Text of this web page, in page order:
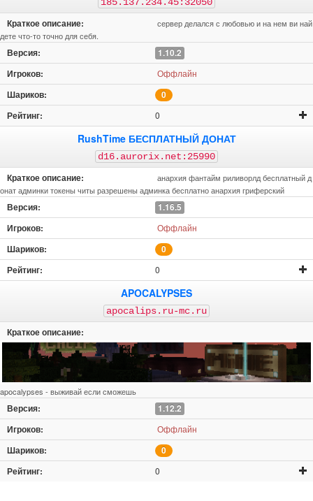
185.137.234.45:32050
сервер делался с любовью и на нем ви най
дете что-то точно для себя.
1.10.2
Оффлайн
0
0
RushTime БЕСПЛАТНЫЙ ДОНАТ
d16.aurorix.net:25990
анархия фантайм риливорлд бесплатный д
онат админки токены читы разрешены админка бесплатно анархия гриферский
1.16.5
Оффлайн
0
0
APOCALYPSES
apocalips.ru-mc.ru
apocalypses - выживай если сможешь
1.12.2
Оффлайн
0
0